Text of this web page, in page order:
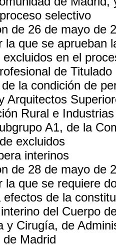
selectivo
de 26 de mayo de
la que se aprueban
en el
de
la condición de
Arquitectos
Rural e
A1, de la
excluidos
interinos
de 28 de mayo de
la que se requiere
efectos de la
del Cuerpo
y Cirugía, de
de Madrid